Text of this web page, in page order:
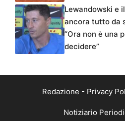
Lewandowski e
ancora tutto da
“Ora non è una
decidere”
Redazione - Privacy
Notiziario